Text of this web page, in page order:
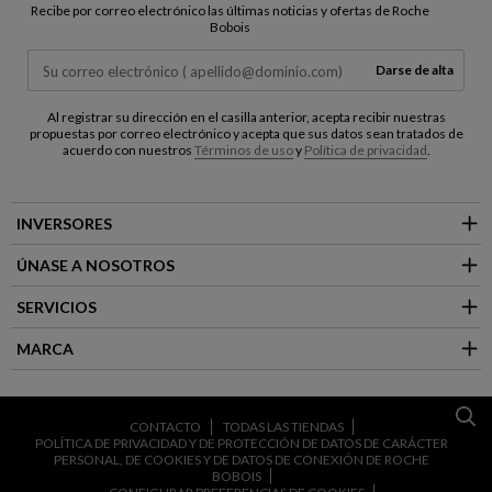
Recibe por correo electrónico las últimas noticias y ofertas de Roche
Bobois
Darse de alta
Al registrar su dirección en el casilla anterior, acepta recibir nuestras
propuestas por correo electrónico y acepta que sus datos sean tratados de
acuerdo con nuestros Términos de usoy Política de privacidad
INVERSORES
ÚNASE A NOSOTROS
SERVICIOS
MARCA
CONTACTO
TODAS LAS TIENDAS
POLÍTICA DE PRIVACIDAD Y DE PROTECCIÓN DE DATOS DE CARÁCTER
PERSONAL, DE COOKIES Y DE DATOS DE CONEXIÓN DE ROCHE
BOBOIS